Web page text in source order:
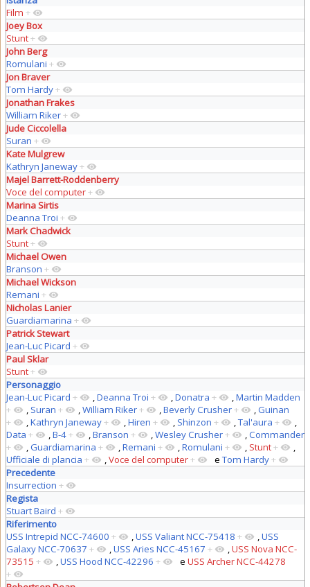
Film +
Joey Box
Stunt+
John Berg
Romulani +
Jon Braver
Tom Hardy+
Jonathan Frakes
William Riker+
Jude Ciccolella
Suran +
Kate Mulgrew
Kathryn Janeway+
Majel Barrett-Roddenberry
Voce del computer+
Marina Sirtis
Deanna Troi +
Mark Chadwick
Stunt+
Michael Owen
Branson +
Michael Wickson
Remani +
Nicholas Lanier
Guardiamarina +
Patrick Stewart
Jean-Luc Picard +
Paul Sklar
Stunt+
Personaggio
Jean-Luc Picard + ,Deanna Troi + ,Donatra + ,Martin Madden
+
, Suran + ,William Riker+ ,Beverly Crusher+ ,Guinan
+
,Kathryn Janeway+ ,Hiren + , Shinzon + ,Tal'aura +
,
Data + ,B-4+ ,Branson + ,Wesley Crusher+ ,Commander
+
,Guardiamarina + ,Remani + ,Romulani + , Stunt+
,
Ufficiale di plancia + ,Voce del computer+ eTom Hardy+
Precedente
Insurrection +
Regista
Stuart Baird +
Riferimento
USS Intrepid NCC-74600 + ,USS Valiant NCC-75418 + ,USS
Galaxy NCC-70637 + ,USS Aries NCC-45167 + ,USS Nova NCC-
73515 + ,USS Hood NCC-42296 + e USS Archer NCC-44278
+